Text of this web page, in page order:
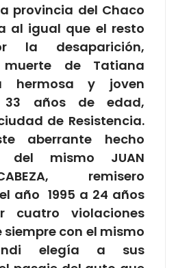
provincia del Chaco
al igual que el resto
la desaparición,
de Tatiana
hermosa y joven
años de edad,
de Resistencia.
aberrante hecho
del mismo JUAN
remisero
año 1995 a 24 años
cuatro violaciones
con el mismo
elegía a sus